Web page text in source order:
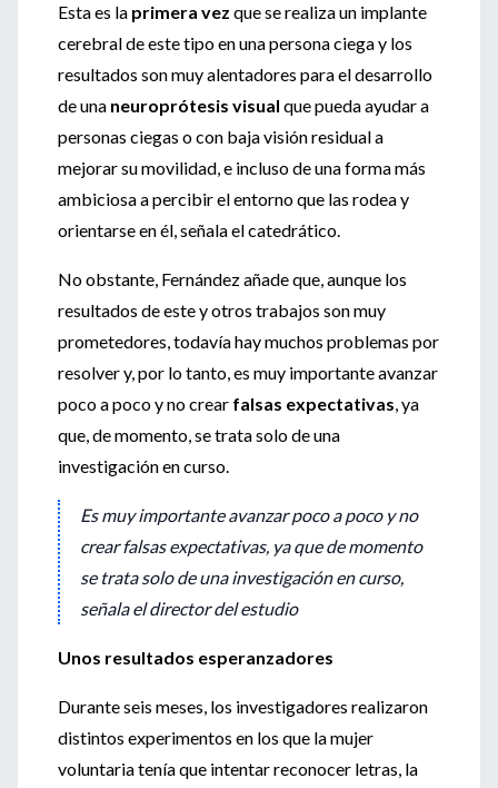
Esta es la primera vez que se realiza un implante
cerebral de este tipo en una persona ciega y los
resultados son muy alentadores para el desarrollo
de una neuroprótesis visual que pueda ayudar a
personas ciegas o con baja visión residual a
mejorar su movilidad, e incluso de una forma más
ambiciosa a percibir el entorno que las rodea y
orientarse en él, señala el catedrático.
No obstante, Fernández añade que, aunque los
resultados de este y otros trabajos son muy
prometedores, todavía hay muchos problemas por
resolver y, por lo tanto, es muy importante avanzar
poco a poco y no crear falsas expectativas, ya
que, de momento, se trata solo de una
investigación en curso.
Es muy importante avanzar poco a poco y no
crear falsas expectativas, ya que de momento
se trata solo de una investigación en curso,
señala el director del estudio
Unos resultados esperanzadores
Durante seis meses, los investigadores realizaron
distintos experimentos en los que la mujer
voluntaria tenía que intentar reconocer letras, la